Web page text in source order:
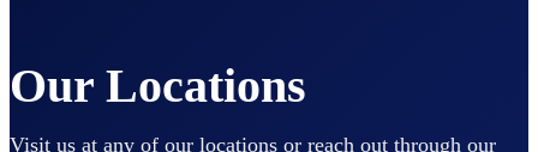
Our Locations
Visit us at any of our locations or reach out through our